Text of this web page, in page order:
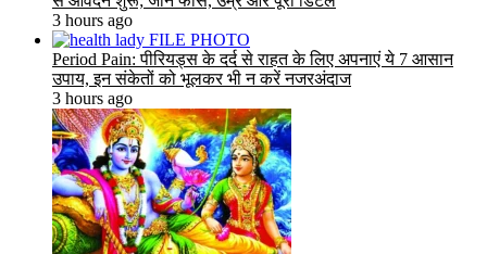
3 hours ago
Period Pain: पीरियड्स के दर्द से राहत के लिए अपनाएं ये 7 आसान
उपाय, इन संकेतों को भूलकर भी न करें नजरअंदाज
3 hours ago